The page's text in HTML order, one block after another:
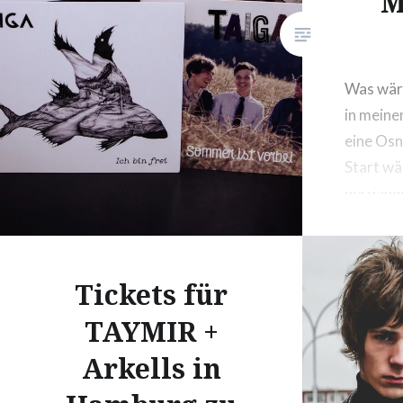
Was
in
eine
Start
die
heute
Tickets für
TAYMIR +
Arkells in